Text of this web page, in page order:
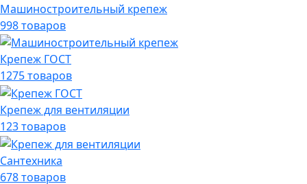
Машиностроительный крепеж
998 товаров
Крепеж ГОСТ
1275 товаров
Крепеж для вентиляции
123 товаров
Сантехника
678 товаров